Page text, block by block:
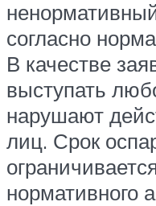
согласно
В качестве
выступать
нарушают
лиц. Срок
нормативного